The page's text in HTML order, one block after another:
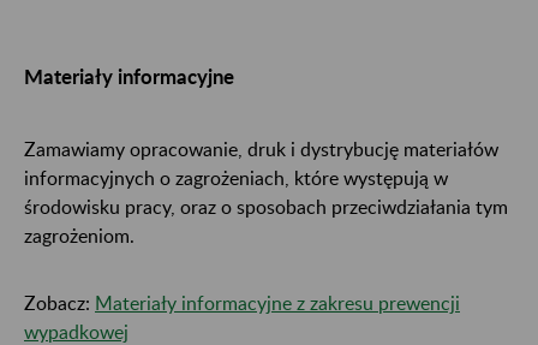
Materiały informacyjne
Zamawiamy opracowanie, druk i dystrybucję materiałów
informacyjnych o zagrożeniach, które występują w
środowisku pracy, oraz o sposobach przeciwdziałania tym
zagrożeniom.
Zobacz: Materiały informacyjne z zakresu prewencji
wypadkowej